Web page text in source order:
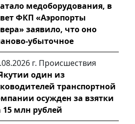
медоборудования, в
ФКП «Аэропорты
заявило, что оно
убыточное
г. Происшествия
один из
транспортной
осужден за взятки
15 млн рублей